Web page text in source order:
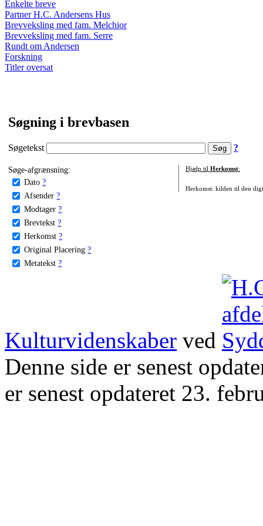
Enkelte breve
Partner H.C. Andersens Hus
Brevveksling med fam. Melchior
Brevveksling med fam. Serre
Rundt om Andersen
Forskning
Titler oversat
Søgning i brevbasen
Søgetekst ?
Søge-afgrænsning:
Dato ?
Afsender ?
Modtager ?
Brevtekst ?
Herkomst ?
Original Placering ?
Metatekst ?
Hjælp til Herkomst:
Herkomst: kilden til den
Kulturvidenskaber ved
Denne side er senest
er senest opdateret 23.